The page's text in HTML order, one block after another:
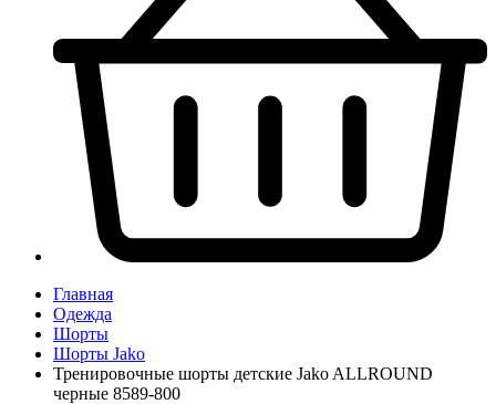
Главная
Одежда
Шорты
Шорты Jako
Тренировочные шорты детские Jako ALLROUND
черные 8589-800